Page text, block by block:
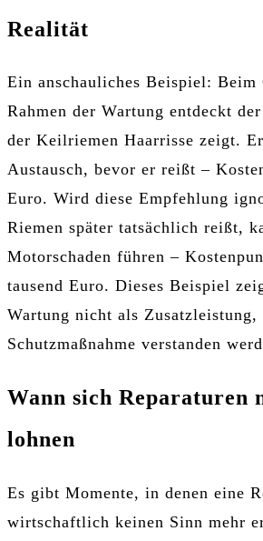
Realität
Ein anschauliches Beispiel: Beim
Rahmen der Wartung entdeckt
der Keilriemen Haarrisse zeigt.
Austausch, bevor er reißt –
Euro. Wird diese Empfehlung
Riemen später tatsächlich reißt,
Motorschaden führen –
tausend Euro. Dieses Beispiel
Wartung nicht als Zusatzleistung,
Schutzmaßnahme verstanden
Wann sich Reparaturen
lohnen
Es gibt Momente, in denen eine
wirtschaftlich keinen Sinn mehr